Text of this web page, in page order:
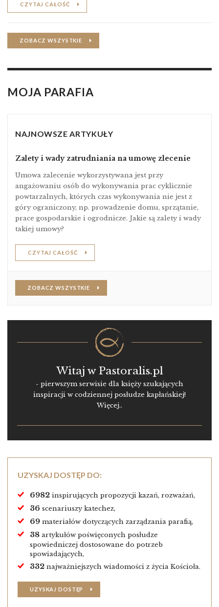
CZYTAJ CAŁOŚĆ
ZOBACZ WSZYSTKIE
MOJA PARAFIA
NAJNOWSZE ARTYKUŁY
Zalety i wady zatrudniania na umowę zlecenie
Umowa zalecenie wykorzystywana jest przy
angażowaniu osób do wykonywania prac cyklicznie
powtarzalnych, których czas wykonywania nie jest z
góry ograniczony, np. prowadzenie domu, sprzątanie,
prace gospodarskie i ogrodnicze. Jakie są zalety i wady
takiej umowy?
CZYTAJ CAŁOŚĆ
ZOBACZ WSZYSTKIE
Witaj w Pastoralis.pl
- pierwszym serwisie dla księży szukających
inspiracji w codziennej posłudze kapłańskiej!
Więcej..
UZYSKAJ DOSTĘP DO:
6982 inspirujących propozycji kazań, rozważań,
36 scenariuszy katechez,
69 materiałów dotyczących zarządzania parafią,
38 artykułów poświęconych posłudze
spowiedniczej dostosowane do potrzeb
spowiadających,
332 najważniejszych wiadomości z życia Kościoła.
UZYSKAJ DOSTĘP